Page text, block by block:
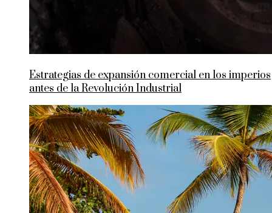
Estrategias de expansión comercial en los imperios
antes de la Revolución Industrial